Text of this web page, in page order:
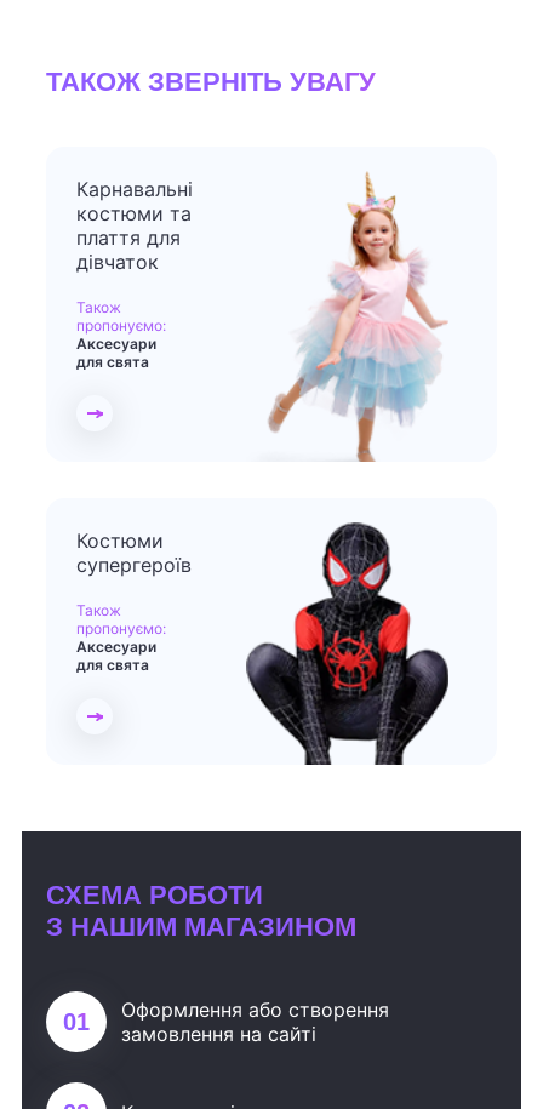
ТАКОЖ ЗВЕРНІТЬ УВАГУ
Карнавальні
костюми та
плаття для
дівчаток
Також
пропонуємо:
Аксесуари
для свята
Костюми
супергероїв
Також
пропонуємо:
Аксесуари
для свята
СХЕМА РОБОТИ
З НАШИМ МАГАЗИНОМ
01
Оформлення або створення
замовлення на сайті